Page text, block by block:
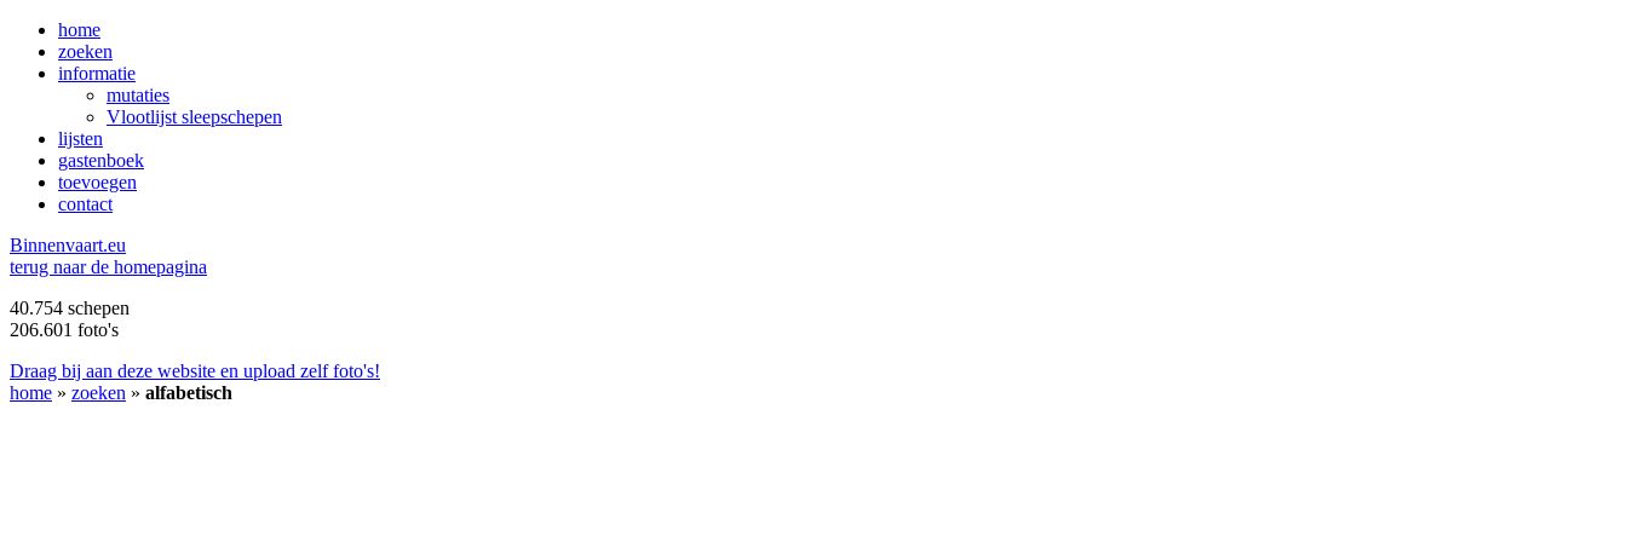
home
zoeken
informatie
mutaties
Vlootlijst sleepschepen
lijsten
gastenboek
toevoegen
contact
Binnenvaart.eu
terug naar de homepagina
40.754 schepen
206.601 foto's
Draag bij aan deze website en upload zelf foto's!
home » zoeken » alfabetisch